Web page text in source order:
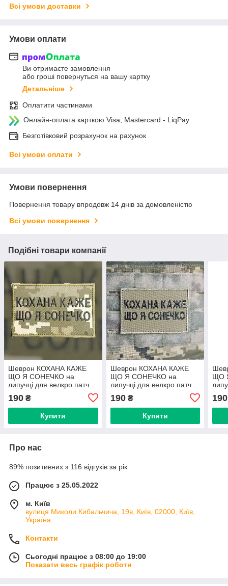
Всі умови доставки
Умови оплати
Ви отримаєте замовлення
або гроші повернуться на вашу картку
Детальніше
Оплатити частинами
Онлайн-оплата карткою Visa, Mastercard - LiqPay
Безготівковий розрахунок на рахунок
Всі умови оплати
Умови повернення
Повернення товару впродовж 14 днів за домовленістю
Всі умови повернення
Подібні товари компанії
Шеврон КОХАНА КАЖЕ
ЩО Я СОНЕЧКО на
липучці для велкро патч
190 ₴
Купити
Шеврон КОХАНА КАЖЕ
ЩО Я СОНЕЧКО на
липучці для велкро патч
190₴
Купити
ЩО
190
Про нас
89% позитивних з 116 відгуків за рік
Працює з 25.05.2022
м. Київ
вулиця Миколи Кибальчича, 19в, Київ, 02000, Київ,
Україна
Контакти
Сьогодні працює з 08:00 до 19:00
Показати весь графік роботи